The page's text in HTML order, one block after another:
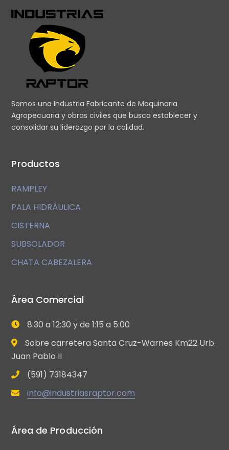
Somos una Industria Fabricante de Maquinaria
Agropecuaria y obras civiles que busca establecer y
consolidar su liderazgo por la calidad.
Productos
RAMPLEY
PALA HIDRÁULICA
CISTERNA
SUBSOLADOR
CHATA CABEZALERA
Área Comercial
8:30 a 12:30 y de 1:15 a 5:00
Sobre carretera Santa Cruz-Warnes Km22 Urb.
Juan Pablo II
(591) 73184347
info@industriasraptor.com
Área de Producción